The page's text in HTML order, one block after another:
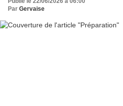
Par Gervaise